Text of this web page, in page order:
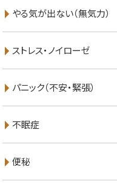
やる気が出ない（無気力）
ストレス・ノイローゼ
パニック（不安・緊張）
不眠症
便秘